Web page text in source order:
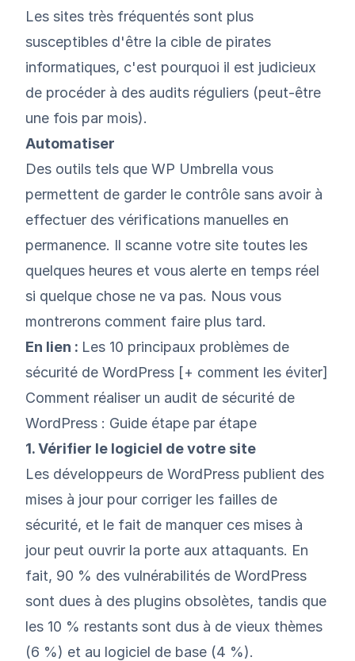
Les sites très fréquentés sont plus
susceptibles d'être la cible de pirates
informatiques, c'est pourquoi il est judicieux
de procéder à des audits réguliers (peut-être
une fois par mois).
Automatiser
Des outils tels que WP Umbrella vous
permettent de garder le contrôle sans avoir à
effectuer des vérifications manuelles en
permanence. Il scanne votre site toutes les
quelques heures et vous alerte en temps réel
si quelque chose ne va pas. Nous vous
montrerons comment faire plus tard.
En lien : Les 10 principaux problèmes de
sécurité de WordPress [+ comment les éviter]
Comment réaliser un audit de sécurité de
WordPress : Guide étape par étape
1. Vérifier le logiciel de votre site
Les développeurs de WordPress publient des
mises à jour pour corriger les failles de
sécurité, et le fait de manquer ces mises à
jour peut ouvrir la porte aux attaquants. En
fait, 90 % des vulnérabilités de WordPress
sont dues à des plugins obsolètes, tandis que
les 10 % restants sont dus à de vieux thèmes
(6 %) et au logiciel de base (4 %).